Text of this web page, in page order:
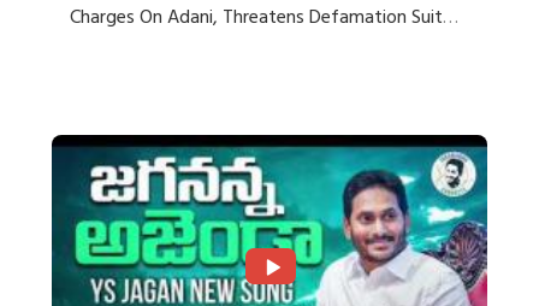
Charges On Adani, Threatens Defamation Suit